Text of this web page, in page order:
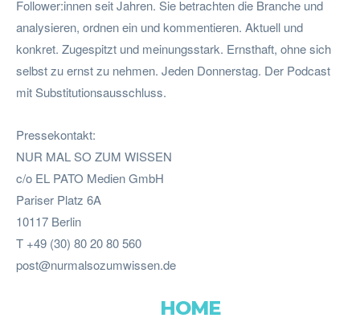
Follower:innen seit Jahren. Sie betrachten die Branche und
analysieren, ordnen ein und kommentieren. Aktuell und
konkret. Zugespitzt und meinungsstark. Ernsthaft, ohne sich
selbst zu ernst zu nehmen. Jeden Donnerstag. Der Podcast
mit Substitutionsausschluss.
Pressekontakt:
NUR MAL SO ZUM WISSEN
c/o EL PATO Medien GmbH
Pariser Platz 6A
10117 Berlin
T +49 (30) 80 20 80 560
post@nurmalsozumwissen.de
HOME